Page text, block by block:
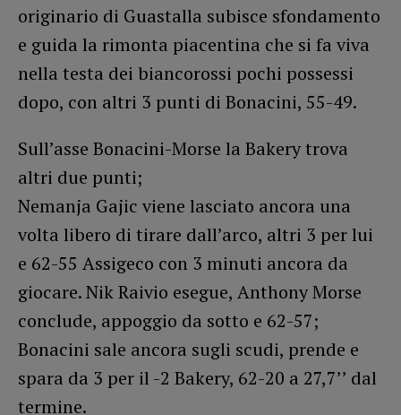
originario di Guastalla subisce sfondamento
e guida la rimonta piacentina che si fa viva
nella testa dei biancorossi pochi possessi
dopo, con altri 3 punti di Bonacini, 55-49.
Sull’asse Bonacini-Morse la Bakery trova
altri due punti;
Nemanja Gajic viene lasciato ancora una
volta libero di tirare dall’arco, altri 3 per lui
e 62-55 Assigeco con 3 minuti ancora da
giocare. Nik Raivio esegue, Anthony Morse
conclude, appoggio da sotto e 62-57;
Bonacini sale ancora sugli scudi, prende e
spara da 3 per il -2 Bakery, 62-20 a 27,7’’ dal
termine.